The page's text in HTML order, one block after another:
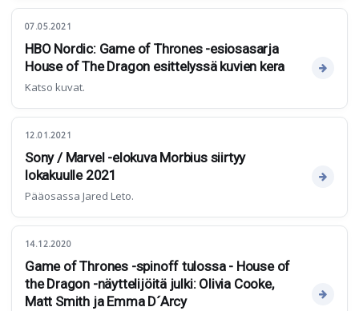
07.05.2021
HBO Nordic: Game of Thrones -esiosasarja
House of The Dragon esittelyssä kuvien kera
Katso kuvat.
12.01.2021
Sony / Marvel -elokuva Morbius siirtyy
lokakuulle 2021
Pääosassa Jared Leto.
14.12.2020
Game of Thrones -spinoff tulossa - House of
the Dragon -näyttelijöitä julki: Olivia Cooke,
Matt Smith ja Emma D´Arcy